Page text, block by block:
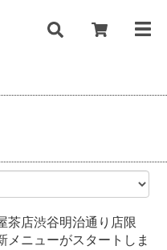
茶店渋谷明治通り店限
メニューがスタートしま